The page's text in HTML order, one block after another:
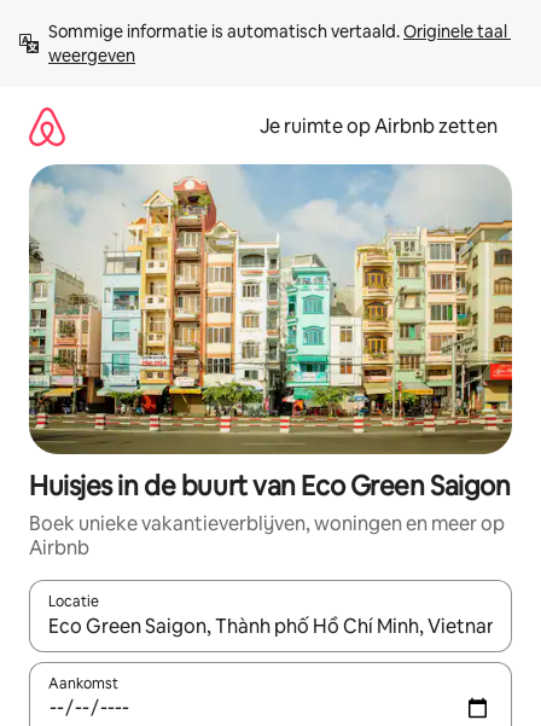
direct
naar
Sommige informatie is automatisch vertaald. Originele taal
weergeven
Je ruimte op Airbnb zetten
Huisjes in de buurt van Eco Green Saigon
Boek unieke vakantieverblijven, woningen en meer op
Airbnb
Locatie
Wanneer er suggesties beschikbaar zijn, maak je een keuze
Aankomst